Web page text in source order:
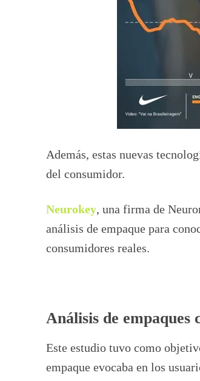
Además, estas nuevas
del consumidor.
Neurokey, una firma de
análisis de empaque para
consumidores reales.
Análisis de
Este estudio tuvo como
empaque evocaba en los